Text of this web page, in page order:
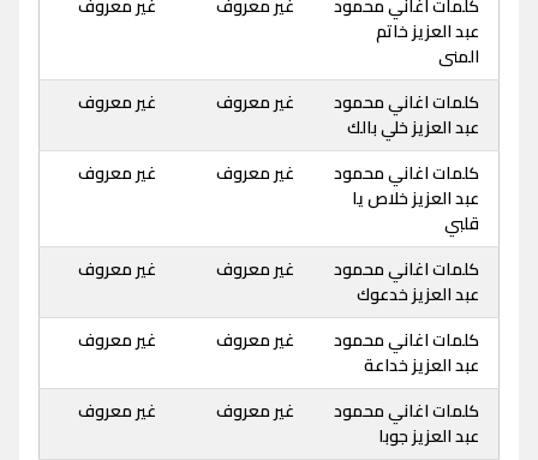
كلمات اغاني محمود
عبد العزيز خاتم
المنى
غير معروف غير معروف
كلمات اغاني محمود
عبد العزيز خلي بالك
غير معروف غير معروف
كلمات اغاني محمود
عبد العزيز خلاص يا
قلبي
غير معروف غير معروف
كلمات اغاني محمود
عبد العزيز خدعوك
غير معروف غير معروف
كلمات اغاني محمود
عبد العزيز خداعة
غير معروف غير معروف
كلمات اغاني محمود
عبد العزيز جوبا
غير معروف غير معروف